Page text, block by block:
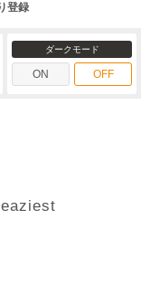
登録
ダークモード
ON OFF